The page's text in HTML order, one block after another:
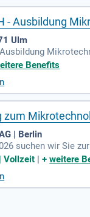
- Ausbildung
Ulm
später zu etwas
Benefits
zum
| Berlin
suchen wir Sie
Vollzeit |+weitere